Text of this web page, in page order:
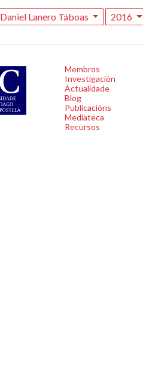
Daniel Lanero Táboas 2016
Membros
Investigación
Actualidade
Blog
Publicacións
Mediateca
Recursos